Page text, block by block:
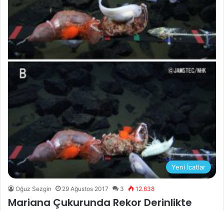
Yeni İcatlar
Oğuz Sezgin 29 Ağustos 2017 3 12.638
Mariana Çukurunda Rekor Derinlikte